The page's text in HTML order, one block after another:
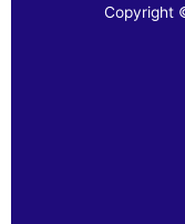
Copyright